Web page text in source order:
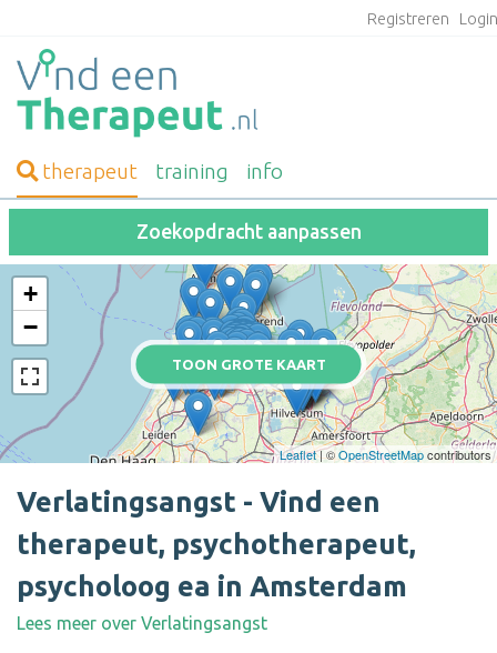
Registreren
therapeut training info
Zoekopdracht aanpassen
TOON GROTE KAART
+
−
Leaflet| ©OpenStreetMapcontributors
Verlatingsangst - Vind een
therapeut, psychotherapeut,
psycholoog ea in Amsterdam
Lees meer over Verlatingsangst